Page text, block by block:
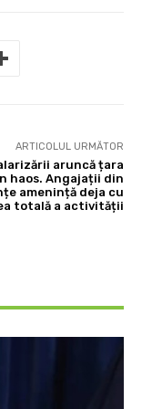
ARTICOLUL URMĂTOR
aruncă țara
haos. Angajații din
amenință deja cu
totală a activității